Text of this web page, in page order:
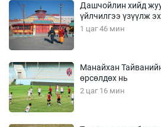
Дашчойлин хийд
үйлчилгээ үзүүлж
1 цаг 46 мин
Манайхан
өрсөлдөх нь
2 цаг 16 мин